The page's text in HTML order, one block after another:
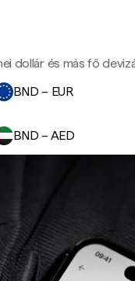
dollár és más fő
BND – EUR
BND – AED